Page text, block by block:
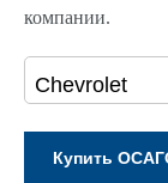
компании.